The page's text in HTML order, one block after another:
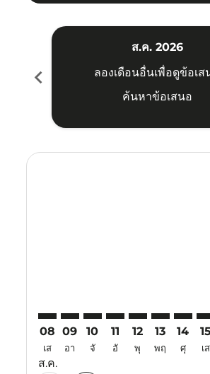
chevron_left
ส.ค. 2026
ลองเดือนอื่นเพื่อดูข้อเส
ค้นหาข้อเสนอ
08
เส
ส.ค.
09
อา
10
จั
11
อั
12
พุ
13
พฤ
14
ศุ
15
เส